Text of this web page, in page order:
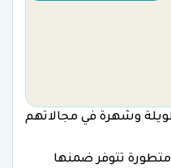
وشهرة في مجالاتهم
تتوفر ضمنها